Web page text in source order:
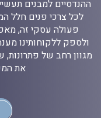
ההנדסיים למבנים
לכל צרכי פנים חלל
פעולה עסקי זה,
ולספק ללקוחותינו
מגוון רחב של פתרונות,
את